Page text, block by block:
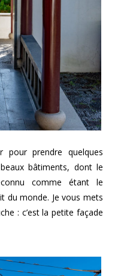
pour prendre quelques
bâtiments, dont le
comme étant le
du monde. Je vous mets
: c’est la petite façade